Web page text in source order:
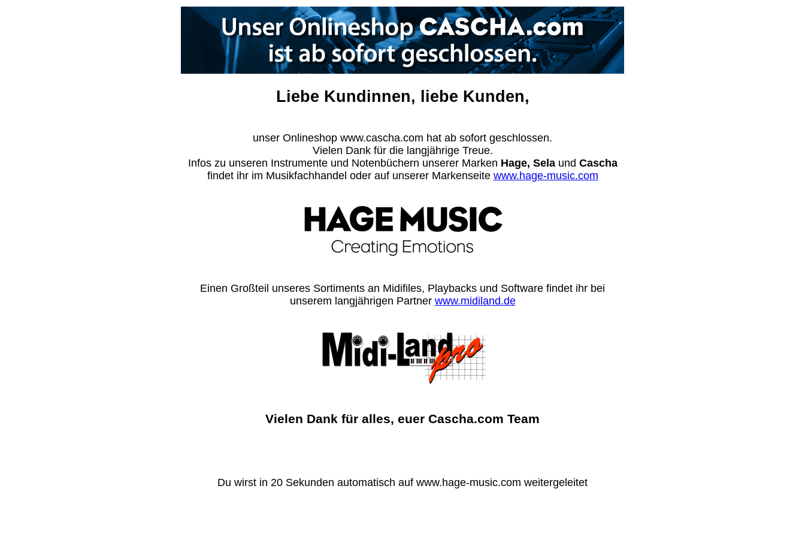
Liebe Kundinnen, liebe Kunden,
unser Onlineshop www.cascha.com hat ab sofort geschlossen.
Vielen Dank für die langjährige Treue.
Infos zu unseren Instrumente und Notenbüchern unserer Marken Hage, Selaund Cascha
findet ihr im Musikfachhandel oder auf unserer Markenseite www.hage-music.com
Einen Großteil unseres Sortiments an Midifiles, Playbacks und Software findet ihr bei
unserem langjährigen Partner www.midiland.de
Vielen Dank für alles, euer Cascha.com Team
Du wirst in 20 Sekunden automatisch auf www.hage-music.com weitergeleitet